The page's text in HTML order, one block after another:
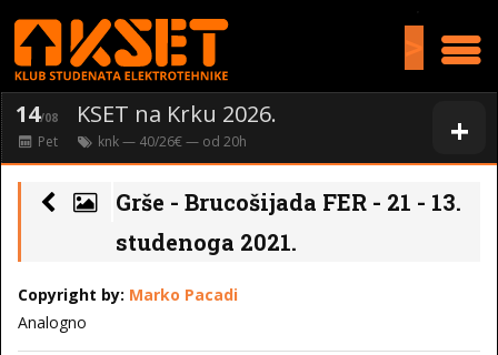
>
+
14/08 KSET na Krku 2026.
Pet knk— 40/26€ — od 20h
Grše - Brucošijada FER - 21 - 13.
studenoga 2021.
Copyright by: Marko Pacadi
Analogno